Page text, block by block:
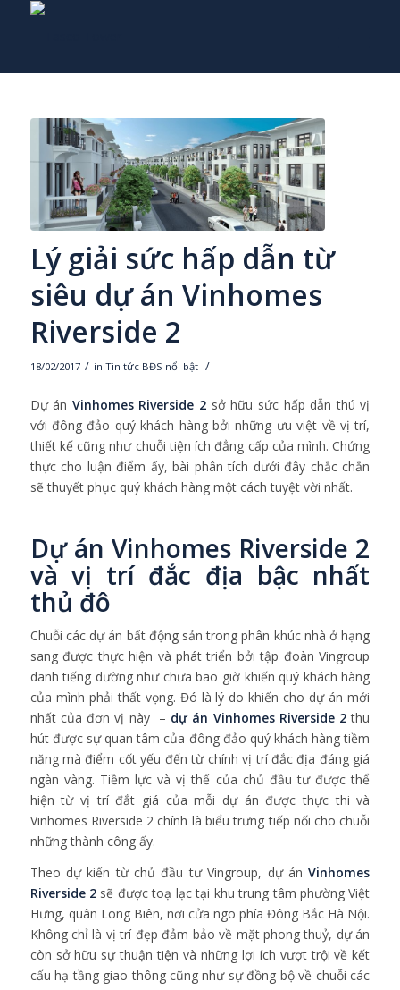
Lý giải sức hấp dẫn từ
siêu dự án Vinhomes
Riverside 2
18/02/2017 / in Tin tức BĐS nổi bật /
Dự án Vinhomes Riverside 2 sở hữu sức hấp dẫn thú vị
với đông đảo quý khách hàng bởi những ưu việt về vị trí,
thiết kế cũng như chuỗi tiện ích đẳng cấp của mình. Chứng
thực cho luận điểm ấy, bài phân tích dưới đây chắc chắn
sẽ thuyết phục quý khách hàng một cách tuyệt vời nhất.
Dự án Vinhomes Riverside 2
và vị trí đắc địa bậc nhất
thủ đô
Chuỗi các dự án bất động sản trong phân khúc nhà ở hạng
sang được thực hiện và phát triển bởi tập đoàn Vingroup
danh tiếng dường như chưa bao giờ khiến quý khách hàng
của mình phải thất vọng. Đó là lý do khiến cho dự án mới
nhất của đơn vị này – dự án Vinhomes Riverside 2 thu
hút được sự quan tâm của đông đảo quý khách hàng tiềm
năng mà điểm cốt yếu đến từ chính vị trí đắc địa đáng giá
ngàn vàng. Tiềm lực và vị thế của chủ đầu tư được thể
hiện từ vị trí đắt giá của mỗi dự án được thực thi và
Vinhomes Riverside 2 chính là biểu trưng tiếp nối cho chuỗi
những thành công ấy.
Theo dự kiến từ chủ đầu tư Vingroup, dự ánVinhomes
Riverside 2 sẽ được toạ lạc tại khu trung tâm phường Việt
Hưng, quân Long Biên, nơi cửa ngõ phía Đông Bắc Hà Nội.
Không chỉ là vị trí đẹp đảm bảo về mặt phong thuỷ, dự án
còn sở hữu sự thuận tiện và những lợi ích vượt trội về kết
cấu hạ tầng giao thông cũng như sự đồng bộ về chuỗi các